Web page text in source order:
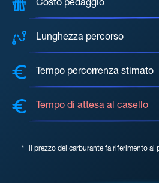
Costo pedaggio
Lunghezza percorso
Tempo percorrenza stimato
Tempo di attesa al casello
* il prezzo del carburante fa riferimento al